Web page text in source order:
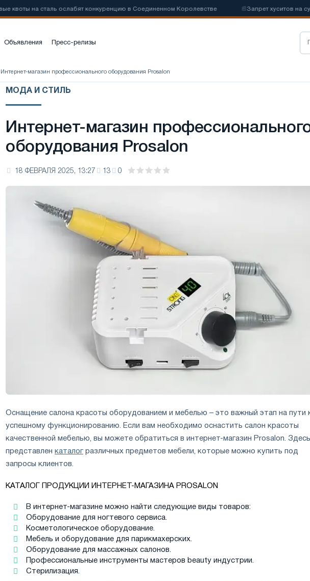
на сталь ослабят конкуренцию в Соединенном Королевстве Запрет хуситов на
Объявления Пресс-релизы
магазин профессионального оборудования Prosalon
МОДА И СТИЛЬ
Интернет-магазин
оборудования Prosalon
18 ФЕВРАЛЯ 2025, 13:27 13 0
Оснащение салона красоты оборудованием и мебелью – это важный этап на пути
успешному функционированию. Если вам необходимо оснастить салон красоты
качественной мебелью, вы можете обратиться в интернет-магазин Prosalon. Здесь
представлен каталог различных предметов мебели, которые можно купить под
запросы клиентов.
КАТАЛОГ ПРОДУКЦИИ ИНТЕРНЕТ-МАГАЗИНА PROSALON
В интернет-магазине можно найти следующие виды товаров:
Оборудование для ногтевого сервиса.
Косметологическое оборудование.
Мебель и оборудование для парикмахерских.
Оборудование для массажных салонов.
Профессиональные инструменты мастеров beauty индустрии.
Стерилизация.